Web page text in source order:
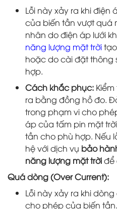
Lỗi này xảy ra khi
của biến tần vượt quá
nhân do điện áp lưới
năng lượng mặt trời
hoặc do cài đặt thông
hợp.
Cách khắc phục:
ra bằng đồng hồ đo.
trong phạm vi cho
áp của tấm pin mặt
tần cho phù hợp. Nếu
hệ với dịch vụ bảo
năng lượng mặt trờiđể
Quá dòng (Over Current):
Lỗi này xảy ra khi
cho phép của biến